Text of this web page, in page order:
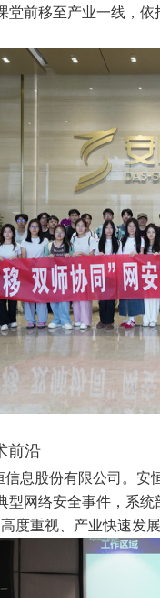
堂前移至产业一线，
前沿
息股份有限公司。
型网络安全事件，系
度重视、产业快速发